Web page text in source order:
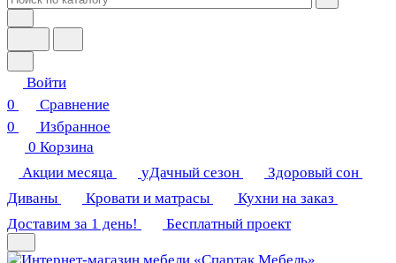
Войти
0
Сравнение
0
Избранное
0 Корзина
Акции месяца
уДачный сезон
Здоровый сон
Диваны
Кровати и матрасы
Кухни на заказ
Доставим за 1 день!
Бесплатный проект